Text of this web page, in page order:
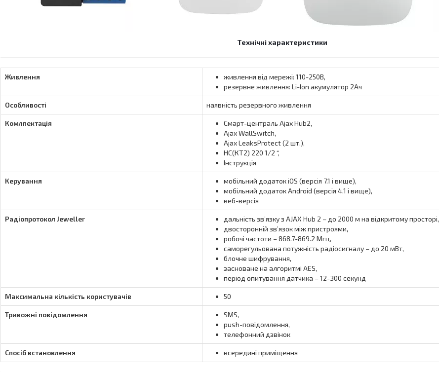
Технічні характеристики
Живлення
живлення від мережі: 110-250В,
резервне живлення: Li-Ion акумулятор 2Ач
Особливості наявність резервного живлення
Комлпектація
Смарт-централь Ajax Hub2,
Ajax WallSwitch,
Ajax LeaksProtect (2 шт.),
HC(КТ2) 220 1/2 “,
Інструкція
Керування
мобільний додаток iOS (версія 7.1 і вище),
мобільний додаток Android (версія 4.1 і вище),
веб-версія
Радіопротокол Jeweller
дальність зв’язку з AJAX Hub 2 – до 2000 м на відкритому просторі,
двосторонній зв’язок між пристроями,
робочі частоти – 868.7-869.2 Мгц,
саморегульована потужність радіосигналу – до 20 мВт,
блочне шифрування,
засноване на алгоритмі AES,
період опитування датчика – 12-300 секунд
Максимальна кількість користувачів 50
Тривожні повідомлення
SMS,
push-повідомлення,
телефонний дзвінок
Спосіб встановлення всередині приміщення